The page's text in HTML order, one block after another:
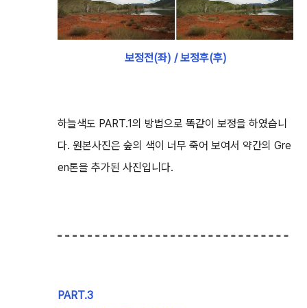
보정전(좌) / 보정후(후)
하늘색도 PART.1의 방법으로 똑같이 보정을 하였습니
다. 원본사진은 숲의 색이 너무 죽어 보여서 약간의 Gre
en톤을 추가된 사진입니다.
PART.3